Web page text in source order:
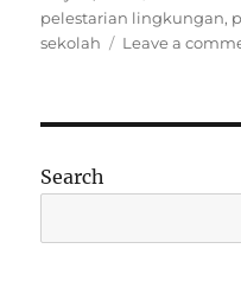
on
pelestarian lingkungan,
sekolah
Leave a
Search